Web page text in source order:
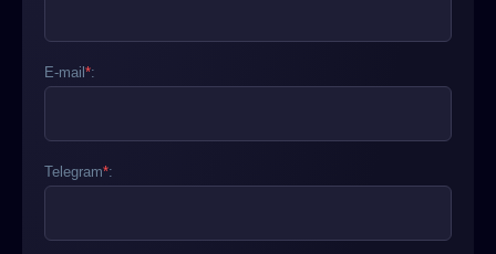
E-mail *:
Telegram*: